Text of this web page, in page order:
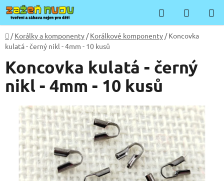
Přejít
na
obsah
Hledat
KOŠÍK
Domů
/ Korálky a komponenty / Korálkové komponenty / Koncovka
kulatá - černý nikl - 4mm - 10 kusů
Koncovka kulatá - černý
nikl - 4mm - 10 kusů